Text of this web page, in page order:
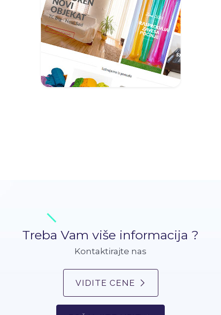
Treba Vam više informacija ?
Kontaktirajte nas
VIDITE CENE